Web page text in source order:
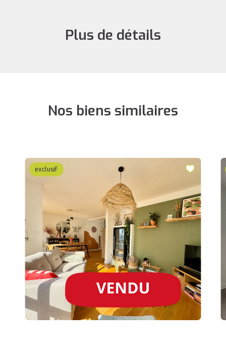
Plus de détails
Nos biens similaires
exclusif